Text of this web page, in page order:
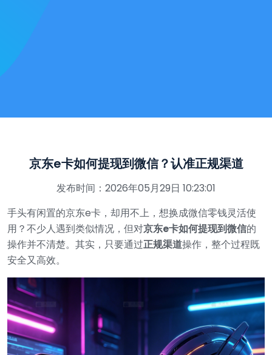
京东e卡如何提现到微信？认准正规渠道
发布时间：2026年05月29日 10:23:01
手头有闲置的京东e卡，却用不上，想换成微信零钱灵活使
用？不少人遇到类似情况，但对京东e卡如何提现到微信的
操作并不清楚。其实，只要通过正规渠道操作，整个过程既
安全又高效。